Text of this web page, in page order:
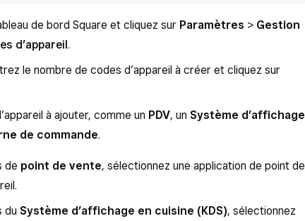
de bord Square et cliquez sur Paramètres > Gestion
d’appareil.
le nombre de codes d’appareil à créer et cliquez sur
à ajouter, comme un PDV, un Système d’affichage
de commande.
de point de vente, sélectionnez une application de point de
du Système d’affichage en cuisine (KDS), sélectionnez